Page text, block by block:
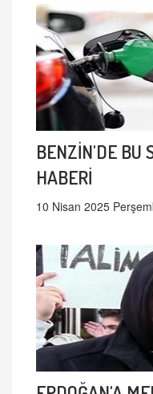
BENZİN'DE BU
HABERİ
10 Nisan 2025